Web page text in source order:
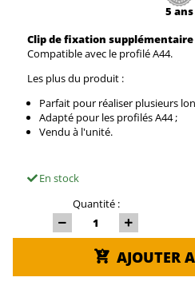
5 ans
Clip de fixation
Compatible avec le profilé A44.
Les plus du produit :
Parfait pour réaliser plusieurs
Adapté pour les profilés A44 ;
Vendu à l'unité.
En stock
Quantité :
AJOUTER